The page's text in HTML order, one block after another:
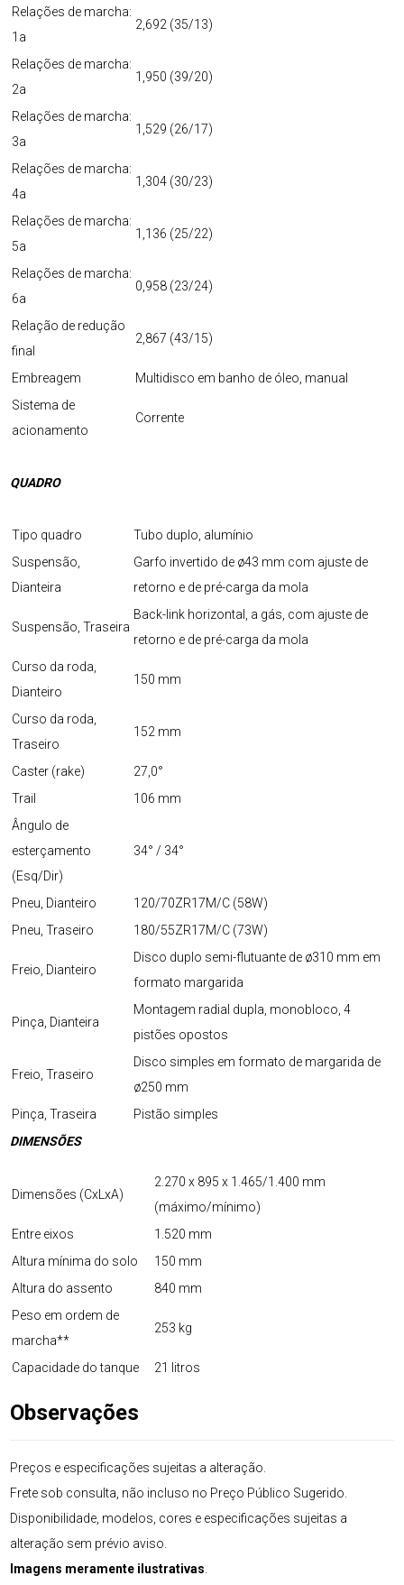
Relações de marcha:
1a
2,692 (35/13)
Relações de marcha:
2a
1,950 (39/20)
Relações de marcha:
3a
1,529 (26/17)
Relações de marcha:
4a
1,304 (30/23)
Relações de marcha:
5a
1,136 (25/22)
Relações de marcha:
6a
0,958 (23/24)
Relação de redução
final
2,867 (43/15)
Embreagem
Multidisco em banho de óleo, manual
Sistema de
acionamento
Corrente
QUADRO
Tipo quadro
Tubo duplo, alumínio
Suspensão,
Dianteira
Garfo invertido de ø43 mm com ajuste de
retorno e de pré-carga da mola
Suspensão, Traseira
Back-link horizontal, a gás, com ajuste de
retorno e de pré-carga da mola
Curso da roda,
Dianteiro
150 mm
Curso da roda,
Traseiro
152 mm
Caster (rake)
27,0°
Trail
106 mm
Ângulo de
esterçamento
(Esq/Dir)
34° / 34°
Pneu, Dianteiro
120/70ZR17M/C (58W)
Pneu, Traseiro
180/55ZR17M/C (73W)
Freio, Dianteiro
Disco duplo semi-flutuante de ø310 mm em
formato margarida
Pinça, Dianteira
Montagem radial dupla, monobloco, 4
pistões opostos
Freio, Traseiro
Disco simples em formato de margarida de
ø250 mm
Pinça, Traseira
Pistão simples
DIMENSÕES
Dimensões (CxLxA)
2.270 x 895 x 1.465/1.400 mm
(máximo/mínimo)
Entre eixos
1.520 mm
Altura mínima do solo
150 mm
Altura do assento
840 mm
Peso em ordem de
marcha**
253 kg
Capacidade do tanque 21 litros
Observações
Preços e especificações sujeitas a alteração.
Frete sob consulta, não incluso no Preço Público Sugerido.
Disponibilidade, modelos, cores e especificações sujeitas a
alteração sem prévio aviso.
Imagens meramente ilustrativas.